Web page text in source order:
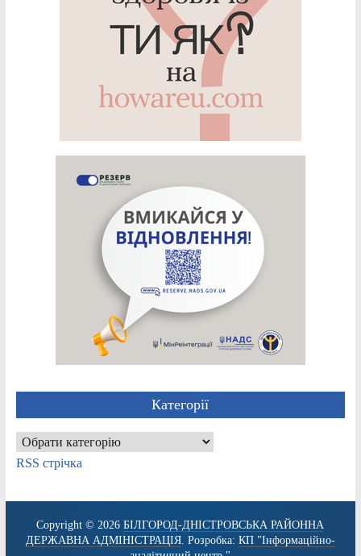
Категорії
Категорії
RSS стрічка
Copyright © 2026БІЛГОРОД-ДНІСТРОВСЬКА РАЙОННА
ДЕРЖАВНА АДМІНІСТРАЦІЯ. Розробка: КП "Інформаційно-